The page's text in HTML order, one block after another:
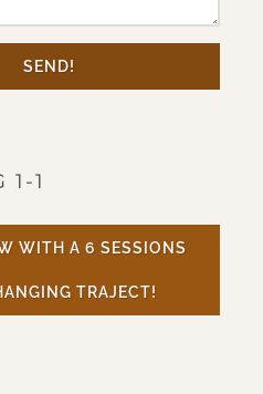
SEND!
1-1
WITH A 6 SESSIONS
TRAJECT!